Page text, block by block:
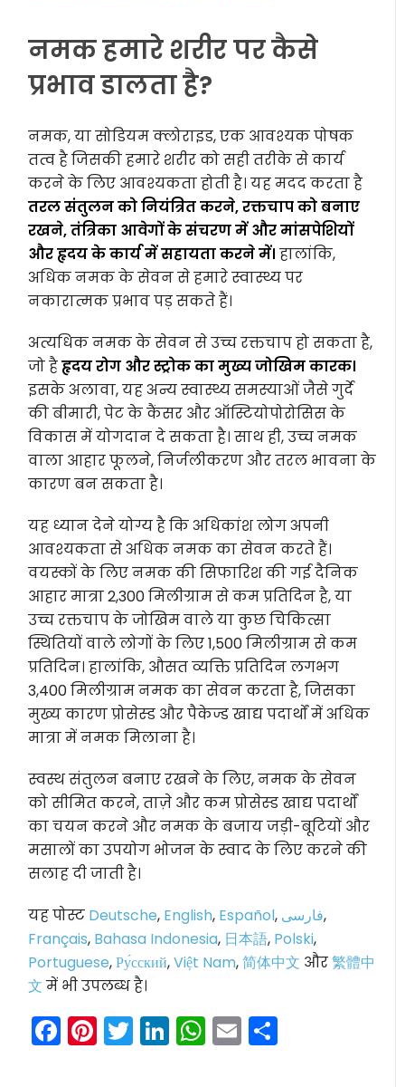
नमक हमारे शरीर पर कैसे
प्रभाव डालता है?
नमक, या सोडियम क्लोराइड, एक आवश्यक पोषक
तत्व है जिसकी हमारे शरीर को सही तरीके से कार्य
करने के लिए आवश्यकता होती है। यह मदद करता है
तरल संतुलन को नियंत्रित करने, रक्तचाप को बनाए
रखने, तंत्रिका आवेगों के संचरण में और मांसपेशियों
और हृदय के कार्य में सहायता करने में। हालांकि,
अधिक नमक के सेवन से हमारे स्वास्थ्य पर
नकारात्मक प्रभाव पड़ सकते हैं।
अत्यधिक नमक के सेवन से उच्च रक्तचाप हो सकता है,
जो हैहृदय रोग और स्ट्रोक का मुख्य जोखिम कारक।
इसके अलावा, यह अन्य स्वास्थ्य समस्याओं जैसे गुर्दे
की बीमारी, पेट के कैंसर और ऑस्टियोपोरोसिस के
विकास में योगदान दे सकता है। साथ ही, उच्च नमक
वाला आहार फूलने, निर्जलीकरण और तरल भावना के
कारण बन सकता है।
यह ध्यान देने योग्य है कि अधिकांश लोग अपनी
आवश्यकता से अधिक नमक का सेवन करते हैं।
वयस्कों के लिए नमक की सिफारिश की गई दैनिक
आहार मात्रा 2,300 मिलीग्राम से कम प्रतिदिन है, या
उच्च रक्तचाप के जोखिम वाले या कुछ चिकित्सा
स्थितियों वाले लोगों के लिए 1,500 मिलीग्राम से कम
प्रतिदिन। हालांकि, औसत व्यक्ति प्रतिदिन लगभग
3,400 मिलीग्राम नमक का सेवन करता है, जिसका
मुख्य कारण प्रोसेस्ड और पैकेज्ड खाद्य पदार्थों में अधिक
मात्रा में नमक मिलाना है।
स्वस्थ संतुलन बनाए रखने के लिए, नमक के सेवन
को सीमित करने, ताज़े और कम प्रोसेस्ड खाद्य पदार्थों
का चयन करने और नमक के बजाय जड़ी-बूटियों और
मसालों का उपयोग भोजन के स्वाद के लिए करने की
सलाह दी जाती है।
यह पोस्ट Deutsche, English, Español, فارسی,
Français, Bahasa Indonesia, 日本語, Polski,
Portuguese,Ру́сский,Việt Nam,简体中文 और繁體中
文 में भी उपलब्ध है।
Facebook
Pinterest
Twitter
LinkedIn
WhatsApp
Email